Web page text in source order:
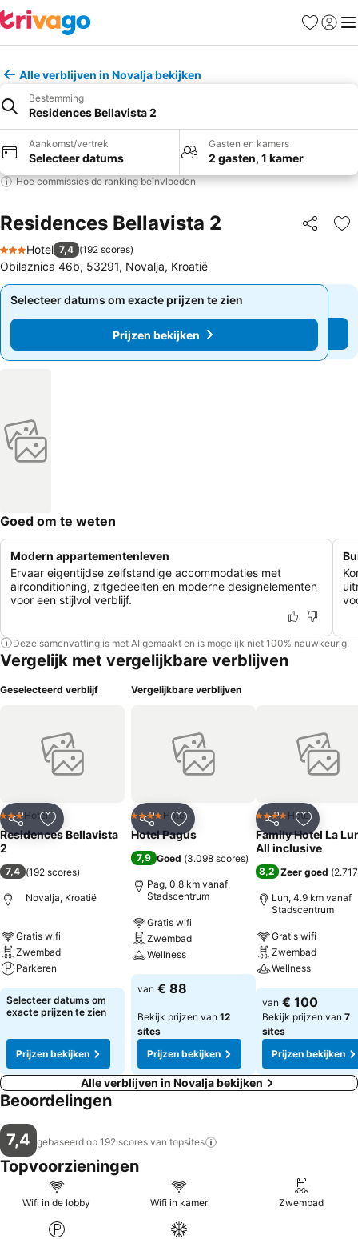
Favorieten
Alle verblijven in Novalja bekijken
Bestemming
Residences Bellavista 2
Aankomst/vertrek
Selecteer datums
Gasten en kamers
2 gasten, 1 kamer
Hoe commissies de ranking beïnvloeden
Residences Bellavista 2 Delen
3 Sterren
Hotel 7,4 (192 scores)
Obilaznica 46b, 53291, Novalja, Kroatië
Selecteer datums om exacte prijzen te zien
Prijzen bekijken
Selecteer datums om exacte prijzen te zien
Prijzen bekijken
Goed om te weten
Modern appartementenleven
Ervaar eigentijdse zelfstandige accommodaties met
airconditioning, zitgedeelten en moderne designelementen
voor een stijlvol verblijf.
Deze samenvatting is met AI gemaakt en is mogelijk niet 100% nauwkeurig.
Vergelijk met vergelijkbare verblijven
Geselecteerd verblijf
Delen Toevoegen aan favorieten
3 Sterren
Hotel
Residences Bellavista
2
7,4 (192 scores)
Novalja, Kroatië
Gratis wifi
Zwembad
Parkeren
Selecteer datums om
exacte prijzen te zien
Prijzen bekijken
Vergelijkbare verblijven
Delen Toevoegen aan favorieten
4 SterrenHotel
Hotel Pagus
7,9 Goed (3.098 scores)
Pag, 0.8 km vanaf
Stadscentrum
Gratis wifi
Zwembad
Wellness
van € 88
Bekijk prijzen van 12
sites
Prijzen bekijken
Delen
4 SterrenHotel
Family Hotel La
All inclusive
8,2 Zeer goed (
Lun, 4.9 km vanaf
Stadscentrum
Gratis wifi
Zwembad
Wellness
van € 100
Bekijk prijzen van 7
sites
Prijzen bekijken
Alle verblijven in Novalja bekijken
Beoordelingen
7,4 gebaseerd op 192 scores van topsites
Topvoorzieningen
Wifi in de lobby Wifi in kamer Zwembad